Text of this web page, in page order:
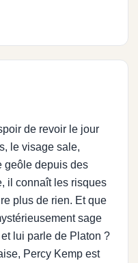
de revoir le jour
le visage sale,
geôle depuis des
il connaît les risques
plus de rien. Et que
sage
lui parle de Platon ?
Percy Kemp est